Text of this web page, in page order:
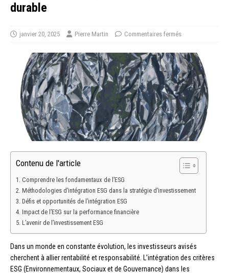
durable
janvier 20, 2025 Pierre Martin Commentaires fermés
Contenu de l'article
Comprendre les fondamentaux de l’ESG
Méthodologies d’intégration ESG dans la stratégie d’investissement
Défis et opportunités de l’intégration ESG
Impact de l’ESG sur la performance financière
L’avenir de l’investissement ESG
Dans un monde en constante évolution, les investisseurs avisés
cherchent à allier rentabilité et responsabilité. L’intégration des critères
ESG (Environnementaux, Sociaux et de Gouvernance) dans les